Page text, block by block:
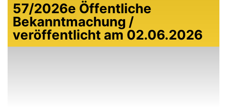
57/2026e Öffentliche
Bekanntmachung /
veröffentlicht am 02.06.2026